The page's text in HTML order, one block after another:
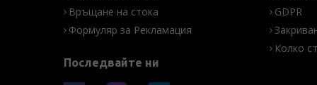
Връщане на стока
Формуляр за Рекламация
Последвайте ни
GDPR
Колко